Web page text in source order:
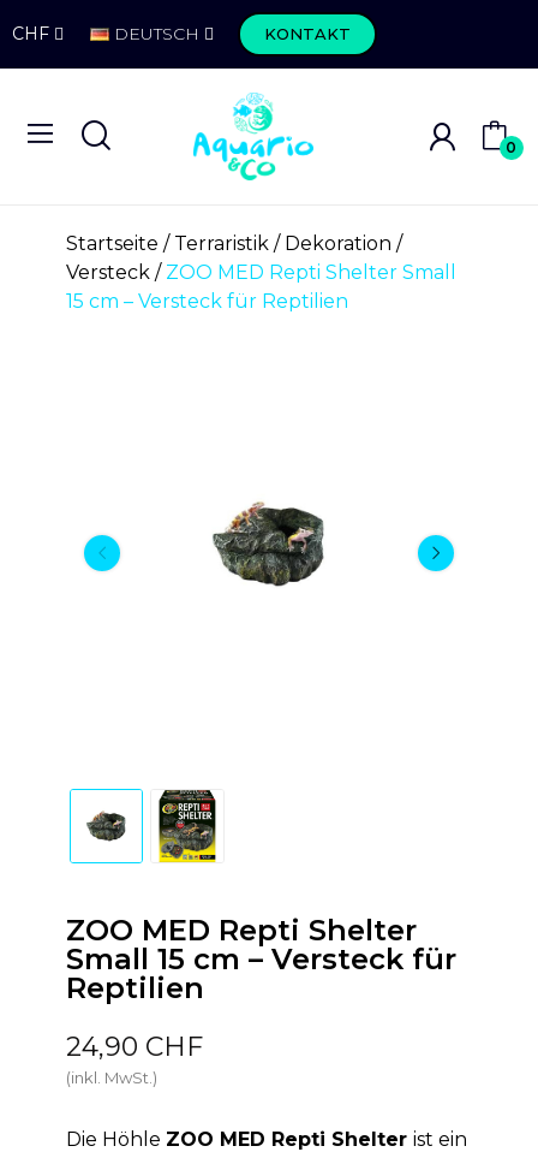
CHF DEUTSCH KONTAKT
0
Startseite Terraristik
Dekoration
Versteck
ZOO MED Repti Shelter Small
15 cm – Versteck für Reptilien
ZOO MED Repti Shelter
Small 15 cm – Versteck für
Reptilien
24,90 CHF
(inkl. MwSt.)
Die Höhle ZOO MED Repti Shelter ist ein